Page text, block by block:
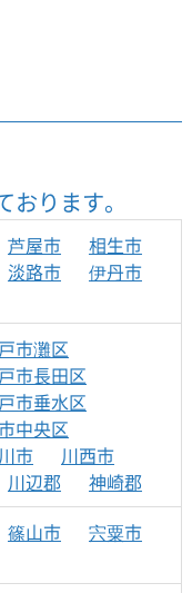
ります。
芦屋市
相生市
淡路市
伊丹市
市灘区
市長田区
市垂水区
中央区
市
川西市
川辺郡 神崎郡
篠山市
宍粟市